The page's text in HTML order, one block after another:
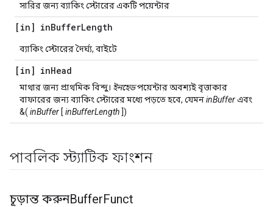
সারির জন্য ব্যাকিং স্টোরের একটি পয়েন্টার
[in] inBufferLength
ব্যাকিং স্টোরের দৈর্ঘ্য, বাইটে
[in] inHead
মাথার জন্য প্রাথমিক বিন্দু। ইনহেডপয়েন্টার অবশ্যই বৃত্তাকার
বাফারের জন্য ব্যাকিং স্টোরের মধ্যে পড়তে হবে, যেমনinBufferএবং
&( inBuffer [ inBufferLength ])
পাবলিক স্ট্যাটিক ফাংশন
চূড়ান্ত করুনBufferFunct